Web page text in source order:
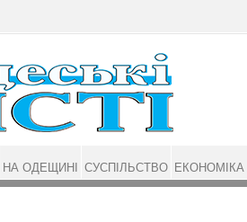
НА ОДЕЩИНІ СУСПІЛЬСТВО ЕКОНОМІКА